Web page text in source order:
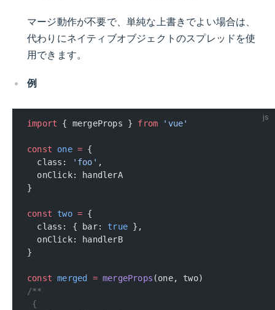
マージ動作が不要で、単純な上書きでよい場合は、
代わりにネイティブオブジェクトのスプレッドを使
用できます。
例
js
import { mergeProps } from 'vue'
const one = {
  class:
'foo' ,
  onClick: handlerA
}
const two = {
  class: { bar:
true },
  onClick: handlerB
}
const merged = mergeProps (one, two)
/**
{